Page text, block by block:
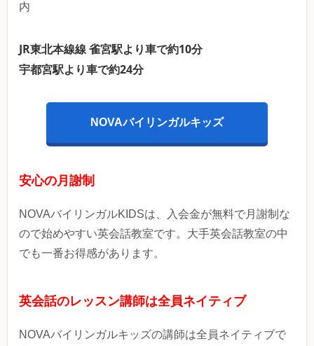
内
JR東北本線線 雀宮駅より車で約10分
宇都宮駅より車で約24分
NOVAバイリンガルキッズ
安心の月謝制
NOVAバイリンガルKIDSは、入会金が無料で月謝制な
ので始めやすい英会話教室です。大手英会話教室の中
でも一番お得感があります。
英会話のレッスン講師は全員ネイティブ
NOVAバイリンガルキッズの講師は全員ネイティブで